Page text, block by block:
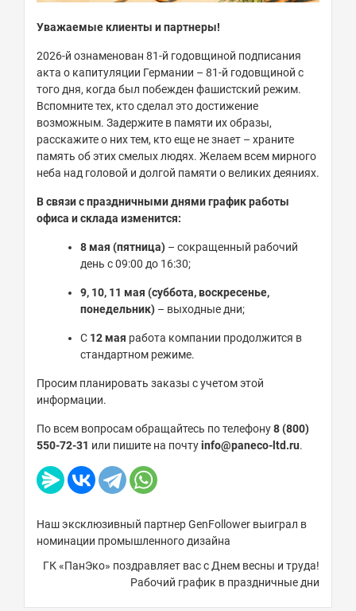
Уважаемые клиенты и партнеры!
2026-й ознаменован 81-й годовщиной подписания
акта о капитуляции Германии – 81-й годовщиной с
того дня, когда был побежден фашистский режим.
Вспомните тех, кто сделал это достижение
возможным. Задержите в памяти их образы,
расскажите о них тем, кто еще не знает – храните
память об этих смелых людях. Желаем всем мирного
неба над головой и долгой памяти о великих деяниях.
В связи с праздничными днями график работы
офиса и склада изменится:
8 мая (пятница) – сокращенный рабочий
день с 09:00 до 16:30;
9, 10, 11 мая (суббота, воскресенье,
понедельник) – выходные дни;
С 12 мая работа компании продолжится в
стандартном режиме.
Просим планировать заказы с учетом этой
информации.
По всем вопросам обращайтесь по телефону8 (800)
550-72-31 или пишите на почтуinfo@paneco-ltd.ru.
Наш эксклюзивный партнер GenFollower выиграл в
номинации промышленного дизайна
ГК «ПанЭко» поздравляет вас с Днем весны и труда!
Рабочий график в праздничные дни